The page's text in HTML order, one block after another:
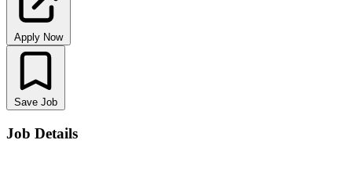
Apply Now
Save Job
Job Details